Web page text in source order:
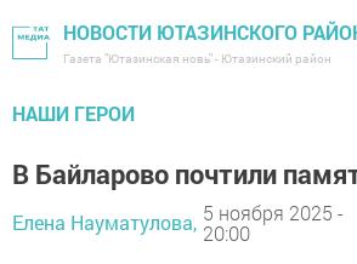
НОВОСТИ ЮТАЗИНСКОГО
Газета "Ютазинская новь" - Ютазинский район
НАШИ ГЕРОИ
В Байларово почтили
Елена Науматулова, 5 ноября 2025 -
20:00